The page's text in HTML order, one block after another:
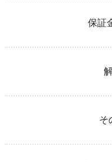
保証
そ